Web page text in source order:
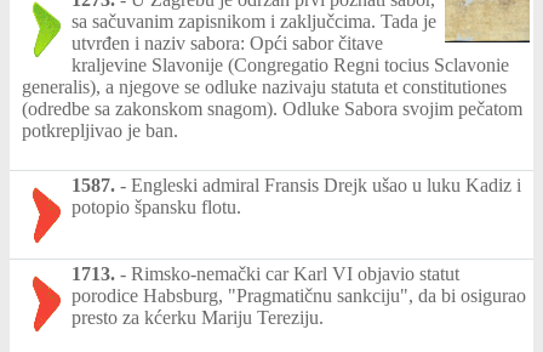
sa sačuvanim zapisnikom i zaključcima. Tada je
utvrđen i naziv sabora: Opći sabor čitave
kraljevine Slavonije (Congregatio Regni tocius Sclavonie
generalis), a njegove se odluke nazivaju statuta et constitutiones
(odredbe sa zakonskom snagom). Odluke Sabora svojim pečatom
potkrepljivao je ban.
1587. - Engleski admiral Fransis Drejk ušao u luku Kadiz i
potopio špansku flotu.
1713. - Rimsko-nemački car Karl VI objavio statut
porodice Habsburg, "Pragmatičnu sankciju", da bi osigurao
presto za kćerku Mariju Tereziju.